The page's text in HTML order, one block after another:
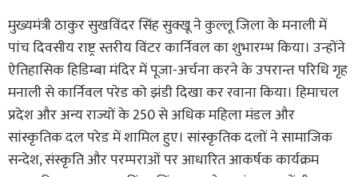
मुख्यमंत्री ठाकुर सुखविंदर सिंह सुक्खू ने कुल्लू जिला के मनाली में
पांच दिवसीय राष्ट्र स्तरीय विंटर कार्निवल का शुभारम्भ किया। उन्होंने
ऐतिहासिक हिडिम्बा मंदिर में पूजा-अर्चना करने के उपरान्त परिधि गृह
मनाली से कार्निवल परेड को झंडी दिखा कर रवाना किया। हिमाचल
प्रदेश और अन्य राज्यों के 250 से अधिक महिला मंडल और
सांस्कृतिक दल परेड में शामिल हुए। सांस्कृतिक दलों ने सामाजिक
सन्देश, संस्कृति और परम्पराओं पर आधारित आकर्षक कार्यक्रम